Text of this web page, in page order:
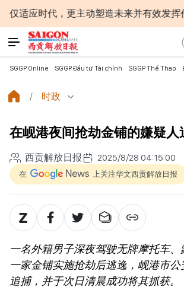
，更主动塑造未来并有效发挥作用
SGGP Online SGGP Đầu tư Tài chính SGGP Thể Thao
时政
在岘港夜间抢劫金铺的嫌疑人
西贡解放日报 2025/8/28 04:15:00
在 上关注华文西贡解放日报
一名外籍男子深夜驾驶无牌摩托车
一家金铺实施抢劫后逃逸，岘港市
追捕，并于次日清晨成功将其抓获。